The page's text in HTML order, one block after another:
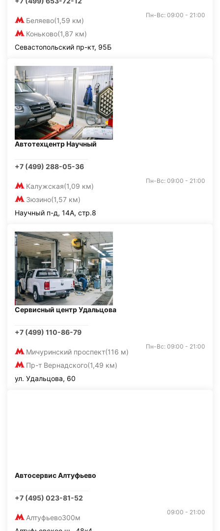
Беляево(1,59 км)
Коньково(1,87 км)
Пн-Вс: 09:00 - 21:00
Севастопольский пр-кт, 95Б
Автотехцентр Научный
+7 (499) 288-05-36
Калужская(1,09 км)
Зюзино(1,57 км)
Пн-Вс: 09:00 - 21:00
Научный п-д, 14А, стр.8
Сервисный центр Удальцова
+7 (499) 110-86-79
Мичуринский проспект(116 м)
Пр-т Вернадского(1,49 км)
Пн-Вс: 09:00 - 21:00
ул. Удальцова, 60
Автосервис Алтуфьево
+7 (495) 023-81-52
Алтуфьево300м
09:00 - 21:00